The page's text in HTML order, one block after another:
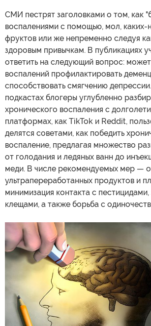
СМИ пестрят заголовками о том, как
воспалениями с помощью, мол, каких-
фруктов или же непременно следуя
здоровым привычкам. В публикациях
ответить на следующий вопрос:
воспалений профилактировать
способствовать смягчению
подкастах блогеры углубленно
хронического воспаления с
платформах, как TikTok и Reddit,
делятся советами, как победить
воспаление, предлагая множество
от голодания и ледяных ванн до
меди. В числе рекомендуемых мер —
ультрапереработанных продуктов и
минимизация контакта с пестицидами,
клещами, а также борьба с